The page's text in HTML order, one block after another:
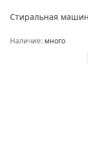
Наличие: много